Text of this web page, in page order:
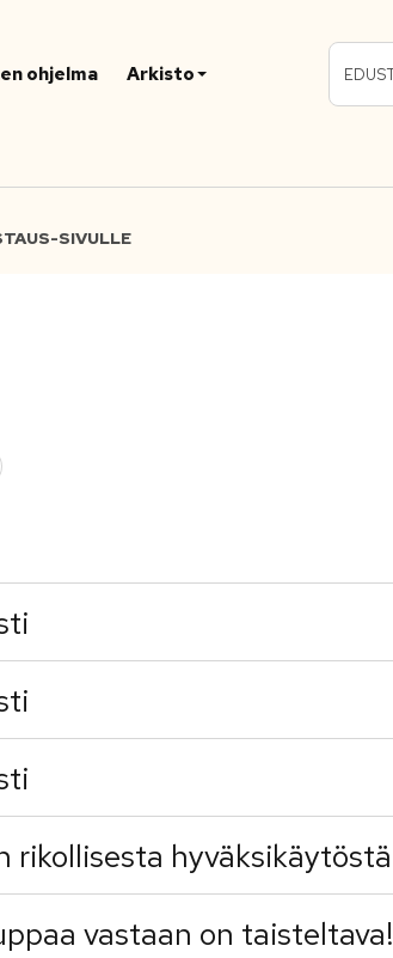
ohjelma Arkisto
SIVULLE
rikollisesta hyväksikäytöstä
vastaan on taisteltava!